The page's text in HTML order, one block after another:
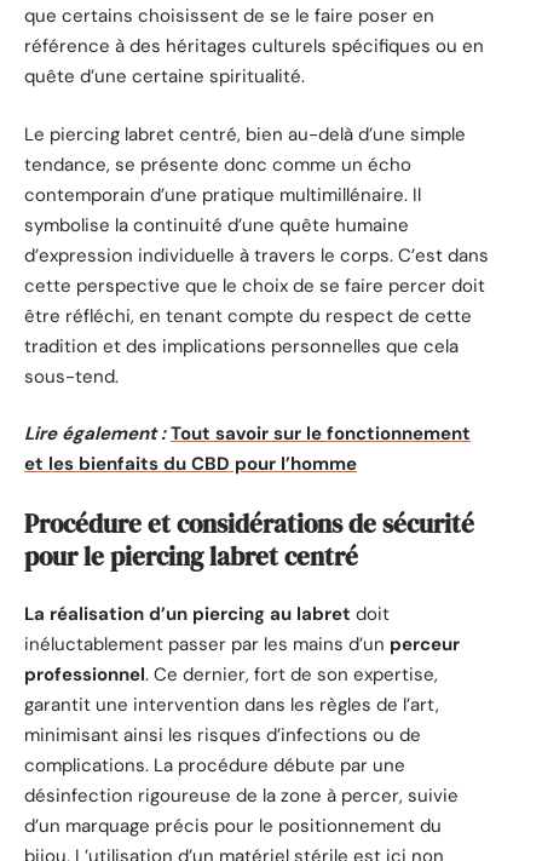
que certains choisissent de se le faire poser en
référence à des héritages culturels spécifiques ou en
quête d’une certaine spiritualité.
Le piercing labret centré, bien au-delà d’une simple
tendance, se présente donc comme un écho
contemporain d’une pratique multimillénaire. Il
symbolise la continuité d’une quête humaine
d’expression individuelle à travers le corps. C’est dans
cette perspective que le choix de se faire percer doit
être réfléchi, en tenant compte du respect de cette
tradition et des implications personnelles que cela
sous-tend.
Lire également : Tout savoir sur le fonctionnement
et les bienfaits du CBD pour l’homme
Procédure et considérations de sécurité
pour le piercing labret centré
La réalisation d’un piercing au labret doit
inéluctablement passer par les mains d’un perceur
professionnel. Ce dernier, fort de son expertise,
garantit une intervention dans les règles de l’art,
minimisant ainsi les risques d’infections ou de
complications. La procédure débute par une
désinfection rigoureuse de la zone à percer, suivie
d’un marquage précis pour le positionnement du